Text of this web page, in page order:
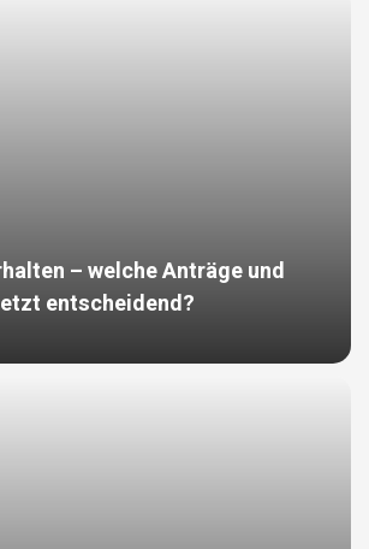
– welche Anträge und
entscheidend?